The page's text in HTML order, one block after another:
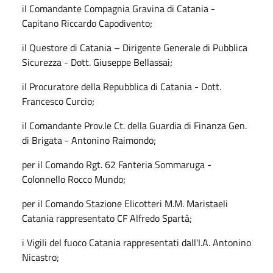
il Comandante Compagnia Gravina di Catania -
Capitano Riccardo Capodivento;
il Questore di Catania – Dirigente Generale di Pubblica
Sicurezza - Dott. Giuseppe Bellassai;
il Procuratore della Repubblica di Catania - Dott.
Francesco Curcio;
il Comandante Prov.le Ct. della Guardia di Finanza Gen.
di Brigata - Antonino Raimondo;
per il Comando Rgt. 62 Fanteria Sommaruga -
Colonnello Rocco Mundo;
per il Comando Stazione Elicotteri M.M. Maristaeli
Catania rappresentato CF Alfredo Spartà;
i Vigili del fuoco Catania rappresentati dall'I.A. Antonino
Nicastro;